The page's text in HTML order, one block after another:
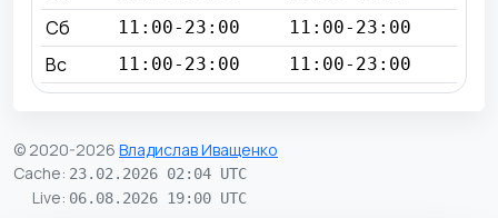
Сб 11:00-23:00 11:00-23:00
Вс 11:00-23:00 11:00-23:00
© 2020-2026 Владислав Иващенко
Cache: 23.02.2026 02:04 UTC
Live: 06.08.2026 19:00 UTC